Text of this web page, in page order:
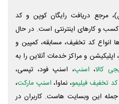
مرجع دریافت رایگان کوپن و کد
و‌ کارهای اینترنتی است. در حال
انواع کد تخفیف، مسابقه، کمپین و
و مراکز خدمات آنلاین را به
کالا، اسنپ، اسنپ فود، تپسی،
کد تخفیف فیلیمو، نماوا، اسنپ مارکت،
جمله این وبسایت ‌هاست. کاربران در